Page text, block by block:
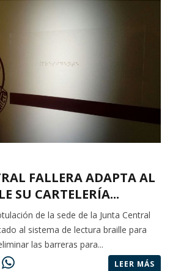
FALLERA ADAPTA AL
SU CARTELERÍA...
de la sede de la Junta Central
al sistema de lectura braille para
las barreras para...
LEER MÁS